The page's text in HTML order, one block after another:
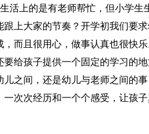
活上的是有老师帮忙，但小学
上大家的节奏？开学初我们要
而且很用心，做事认真也很快
给孩子提供一个固定的学习的
之间，还是幼儿与老师之间的
次次经历和一个个感受，让孩